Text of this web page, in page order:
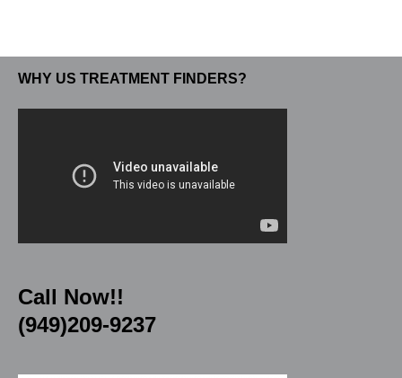
WHY US TREATMENT FINDERS?
Call Now!!
(949)209-9237